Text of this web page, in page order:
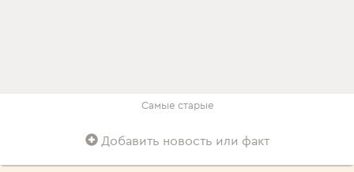
Самые старые
Добавить новость или факт